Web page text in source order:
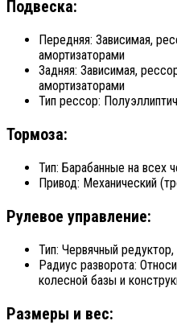
Подвеска:
Передняя: Зависимая,
амортизаторами
Задняя: Зависимая,
амортизаторами
Тип рессор:
Тормоза:
Тип: Барабанные на всех
Привод: Механический
Рулевое управление:
Тип: Червячный редуктор,
Радиус разворота:
колесной базы и
Размеры и вес: